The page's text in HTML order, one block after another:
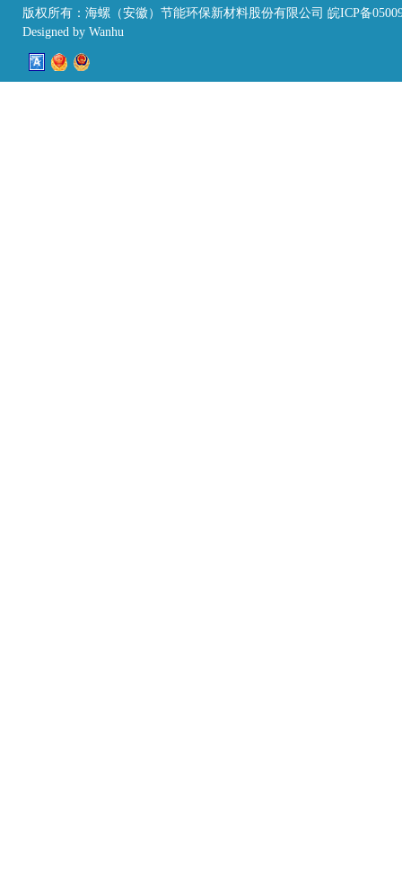
版权所有：海螺（安徽）节能环保新材料股份有限公司 皖ICP备
Designed by Wanhu